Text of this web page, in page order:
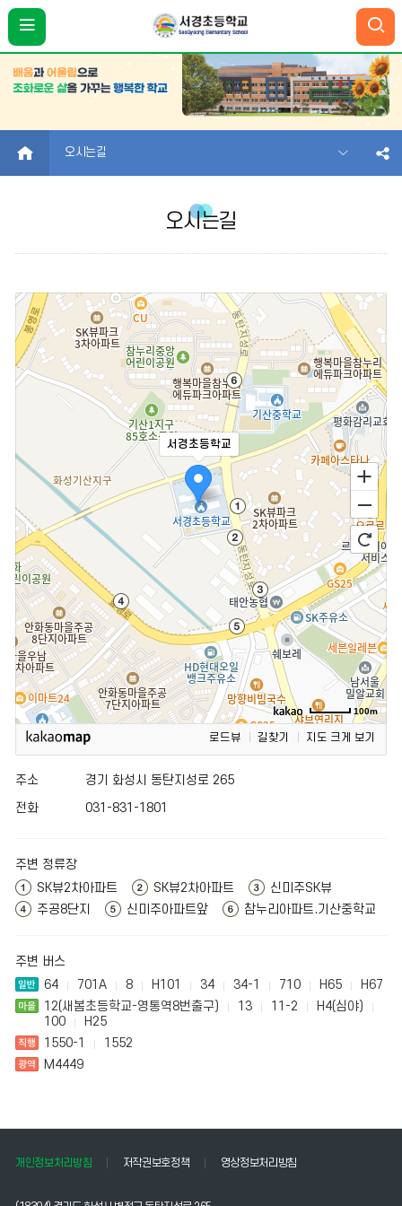
HOME 오시는길
오시는길
서경초등학교
100m
로드뷰 길찾기 지도 크게 보기
주소 경기 화성시 동탄지성로 265
전화 031-831-1801
주변 정류장
SK뷰2차아파트
SK뷰2차아파트
신미주SK뷰
주공8단지
신미주아파트앞 참누리아파트.기산중학교
주변 버스
64
701A 8 H101 34 34-1 710 H65
H67
12(새봄초등학교-영통역8번출구)
13 11-2
H4(심야)
100
H25
1550-1
1552
M4449
개인정보처리방침 저작권보호정책 영상정보처리방침